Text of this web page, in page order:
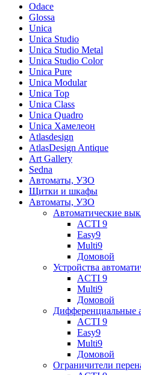
Odace
Glossa
Unica
Unica Studio
Unica Studio Metal
Unica Studio Color
Unica Pure
Unica Modular
Unica Top
Unica Class
Unica Quadro
Unica Хамелеон
Atlasdesign
AtlasDesign Antique
Art Gallery
Sedna
Автоматы, УЗО
Щитки и шкафы
Автоматы, УЗО
Автоматические
ACTI 9
Easy9
Multi9
Домовой
Устройства
ACTI 9
Multi9
Домовой
Дифференциальные
ACTI 9
Easy9
Multi9
Домовой
Ограничители